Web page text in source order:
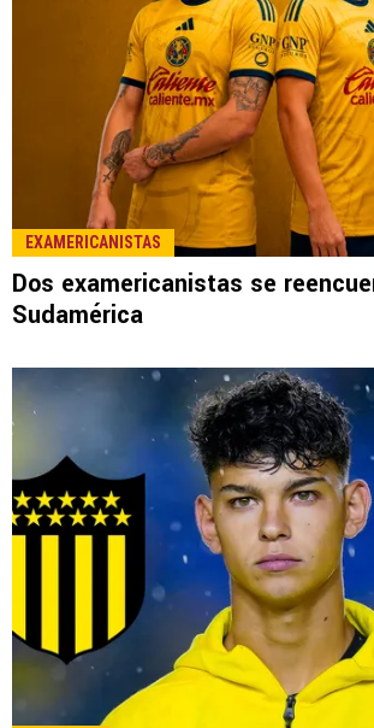
EXAMERICANISTAS
Dos examericanistas se
Sudamérica